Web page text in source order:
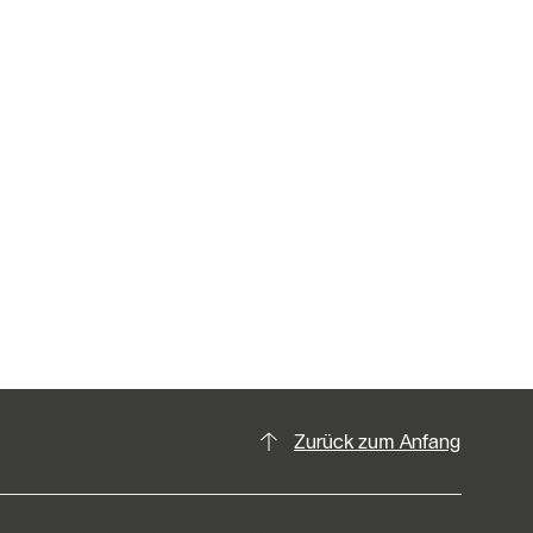
Zurück zum Anfang